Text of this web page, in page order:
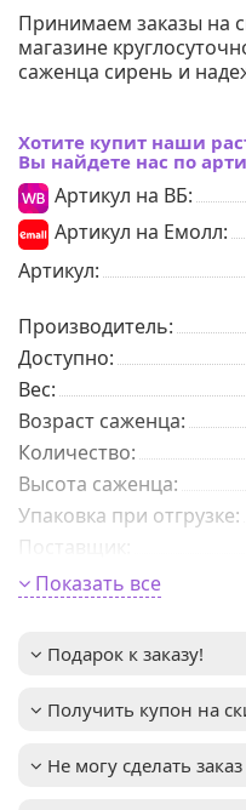
Принимаем заказы на
магазине
саженца сирень и
Хотите купит наши
Вы найдете нас по
Артикул на ВБ:
Артикул на Емолл:
Артикул:
Производитель:
Доступно:
Вес:
Возраст саженца:
Количeствo:
Высота саженца:
Упаковка при отгрузке:
Поставщик
Период цветения
Высота взрослого
растения:
Зимостойкость
Важное описание:
Показать все
Подарок к заказу!
Получить купон на
Не могу сделать заказ